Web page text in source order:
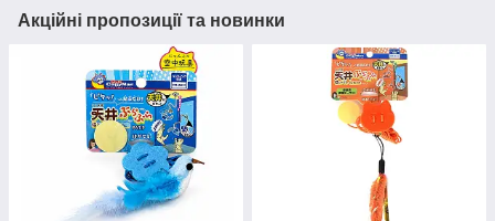
Акційні пропозиції та новинки